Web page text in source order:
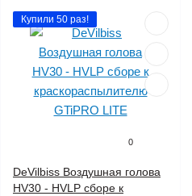
Купили 50 раз!
0
DeVilbiss Воздушная голова
HV30 - HVLP сборе к